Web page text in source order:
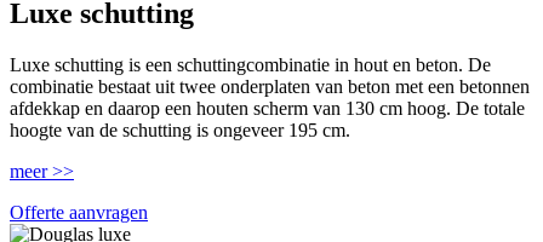
Luxe schutting
Luxe schutting is een schuttingcombinatie in hout en beton. De
combinatie bestaat uit twee onderplaten van beton met een betonnen
afdekkap en daarop een houten scherm van 130 cm hoog. De totale
hoogte van de schutting is ongeveer 195 cm.
meer >>
Offerte aanvragen